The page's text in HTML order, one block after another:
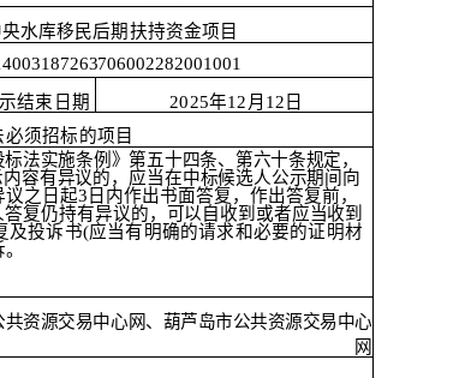
水库移民后期扶持资金项目
001
结束日期
2025年12月12日
必须招标的项目
法实施条例》第五十四条、第六十条规定，
容有异议的，应当在中标候选人公示期间向
议之日起3日内作出书面答复，作出答复前，
复仍持有异议的，可以自收到或者应当收到
及投诉书(应当有明确的请求和必要的证明材
资源交易中心网、葫芦岛市公共资源交易中心
网